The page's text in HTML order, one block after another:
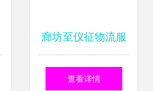
廊坊至仪征物流服
务全面升级 2021
查看详情